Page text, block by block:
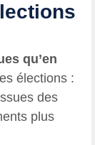
qu’en
élections :
des
plus